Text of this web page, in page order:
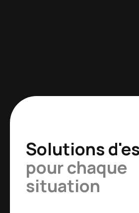
Solutions
pour chaque
situation